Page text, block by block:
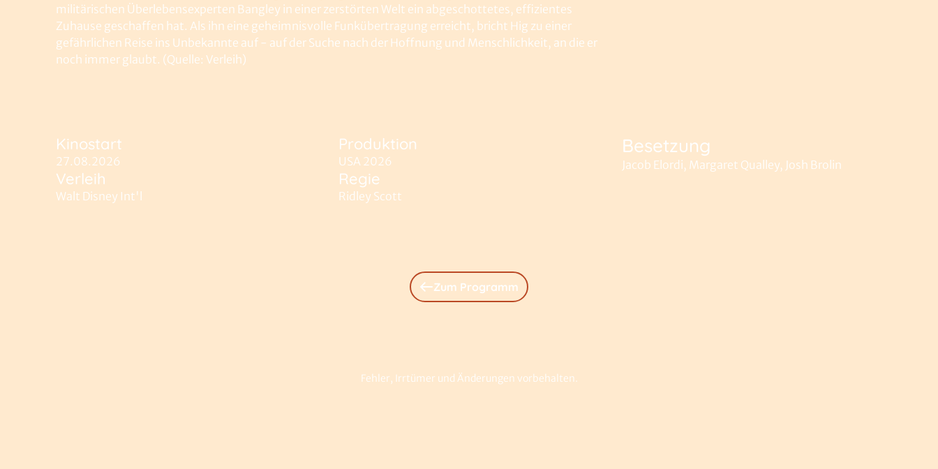
militärischen Überlebensexperten Bangley in einer zerstörten Welt ein abgeschottetes, effizientes
Zuhause geschaffen hat. Als ihn eine geheimnisvolle Funkübertragung erreicht, bricht Hig zu einer
gefährlichen Reise ins Unbekannte auf - auf der Suche nach der Hoffnung und Menschlichkeit, an die er
noch immer glaubt. (Quelle: Verleih)
Kinostart
27.08.2026
Produktion
USA 2026
Verleih
Walt Disney Int'l
Regie
Ridley Scott
Besetzung
Jacob Elordi, Margaret Qualley, Josh Brolin
Zum Programm
Fehler, Irrtümer und Änderungen vorbehalten.